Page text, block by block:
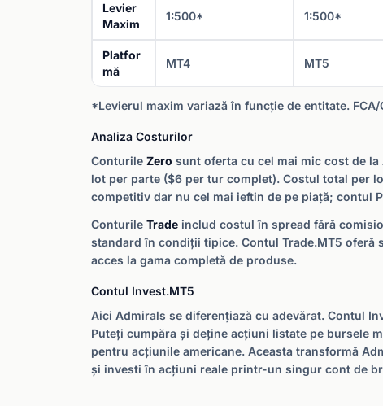
Levier
Maxim
1:500* 1:500*
Platfor
mă
MT4 MT5
*Levierul maxim variază în funcție de entitate.
Analiza Costurilor
Conturile Zero sunt oferta cu cel mai mic cost de
lot per parte ($6 per tur complet). Costul total per
competitiv dar nu cel mai ieftin de pe piață; contul
Conturile Trade includ costul în spread fără
standard în condiții tipice. Contul Trade.MT5 oferă
acces la gama completă de produse.
Contul Invest.MT5
Aici Admirals se diferențiază cu adevărat. Contul
Puteți cumpăra și deține acțiuni listate pe bursele
pentru acțiunile americane. Aceasta transformă
și investi în acțiuni reale printr-un singur cont de